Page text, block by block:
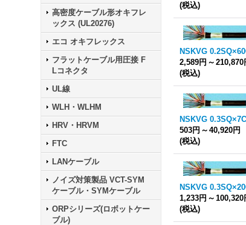
高密度ケーブル形オキフレ
ックス (UL20276)
エコ オキフレックス
フラットケーブル用圧接 F
Lコネクタ
UL線
WLH・WLHM
HRV・HRVM
FTC
LANケーブル
ノイズ対策製品 VCT-SYM
ケーブル・SYMケーブル
ORPシリーズ(ロボットケー
ブル)
(税込)
NSKVG
2,589円 ～ 210,870
(税込)
NSKVG 0.3SQ×7C
503円 ～ 40,920円
(税込)
NSKVG
1,233円 ～ 100,320
(税込)